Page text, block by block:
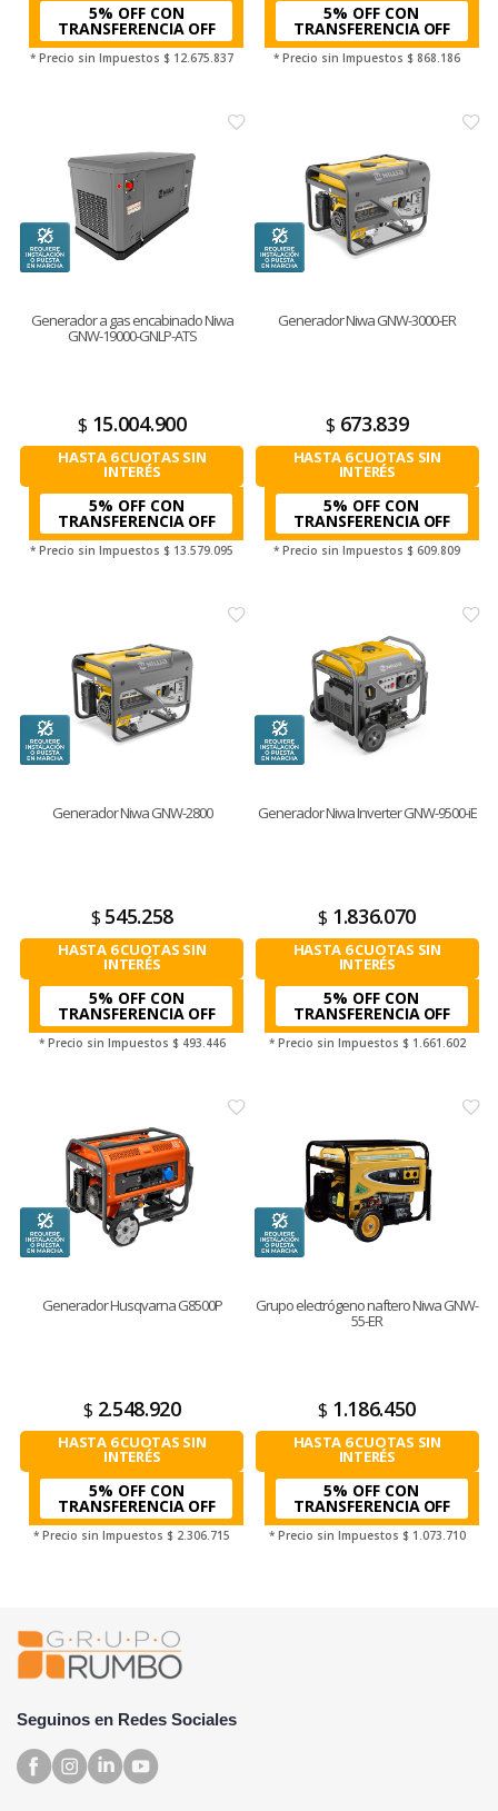
5% OFF CON
TRANSFERENCIA
* Precio sin Impuestos $ 12.675.837
5% OFF CON
TRANSFERENCIA
* Precio sin Impuestos $ 868.186
Generador a gas encabinado Niwa
GNW-19000-GNLP-ATS
$ 15.004.900
HASTA 6 CUOTAS SIN
INTERÉS
5% OFF CON
TRANSFERENCIA
* Precio sin Impuestos $ 13.579.095
Generador Niwa GNW-3000-ER
$ 673.839
HASTA 6 CUOTAS SIN
INTERÉS
5% OFF CON
TRANSFERENCIA
* Precio sin Impuestos $ 609.809
Generador Niwa GNW-2800
$ 545.258
HASTA 6 CUOTAS SIN
INTERÉS
5% OFF CON
TRANSFERENCIA
* Precio sin Impuestos $ 493.446
Generador Niwa Inverter GNW-9500-iE
$ 1.836.070
HASTA 6 CUOTAS SIN
INTERÉS
5% OFF CON
TRANSFERENCIA
* Precio sin Impuestos $ 1.661.602
Generador Husqvarna G8500P
$ 2.548.920
HASTA 6 CUOTAS SIN
INTERÉS
5% OFF CON
TRANSFERENCIA
* Precio sin Impuestos $ 2.306.715
Grupo electrógeno naftero Niwa GNW-
55-ER
$ 1.186.450
HASTA 6 CUOTAS SIN
INTERÉS
5% OFF CON
TRANSFERENCIA
* Precio sin Impuestos $ 1.073.710
Seguinos en Redes Sociales